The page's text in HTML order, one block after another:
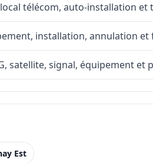
local télécom, auto-installation
installation, annulation
satellite, signal, équipement et
Est